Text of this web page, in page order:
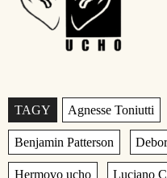
Štítky